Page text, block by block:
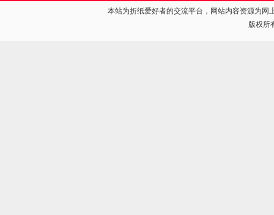
本站为折纸爱好者的交流平台，网站内容资源为
版权所